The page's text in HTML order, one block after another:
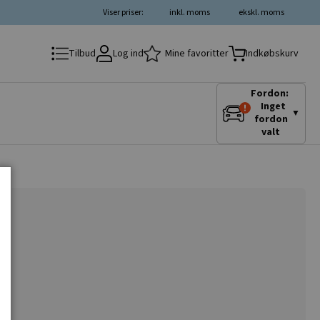
ekskl. moms
inkl. moms
Viser priser:
Tilbud Log ind Mine favoritter Indkøbskurv
Fordon:
Inget
fordon
valt
▼